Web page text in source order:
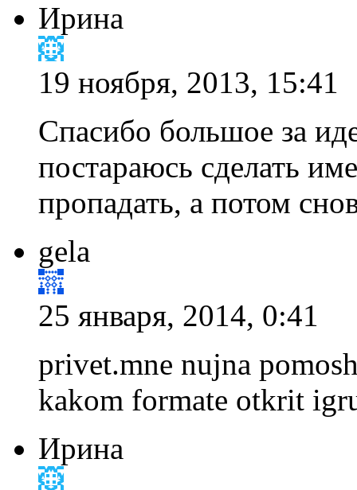
Ирина
19 ноября, 2013, 15:41
Спасибо большое за
постараюсь сделать
пропадать, а потом
gela
25 января, 2014, 0:41
privet.mne nujna
kakom formate otkrit
Ирина